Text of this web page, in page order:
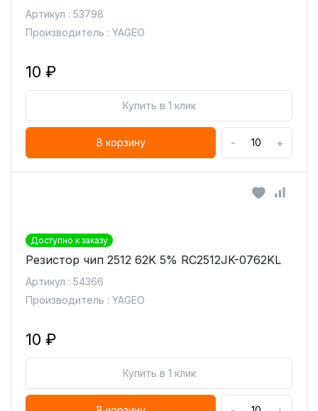
Артикул : 53798
Производитель : YAGEO
10 ₽
Купить в 1 клик
В корзину - +
Доступно к заказу
Резистор чип 2512 62K 5% RC2512JK-0762KL
Артикул : 54366
Производитель : YAGEO
10 ₽
Купить в 1 клик